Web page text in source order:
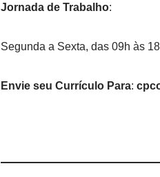
Jornada de Trabalho:
Segunda a Sexta, das 09h às
Envie seu Currículo Para: